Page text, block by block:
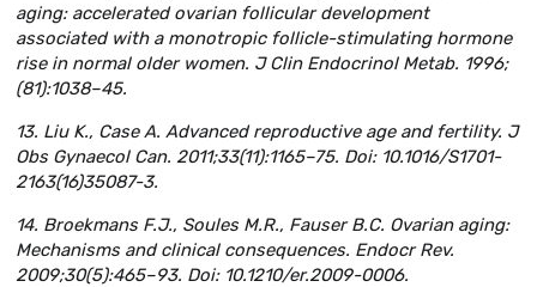
aging: accelerated ovarian follicular development
associated with a monotropic follicle-stimulating hormone
rise in normal older women. J Clin Endocrinol Metab. 1996;
(81):1038–45.
13. Liu K., Case A. Advanced reproductive age and fertility. J
Obs Gynaecol Can. 2011;33(11):1165–75. Doi: 10.1016/S1701-
2163(16)35087-3.
14. Broekmans F.J., Soules M.R., Fauser B.C. Ovarian aging:
Mechanisms and clinical consequences. Endocr Rev.
2009;30(5):465–93. Doi: 10.1210/er.2009-0006.